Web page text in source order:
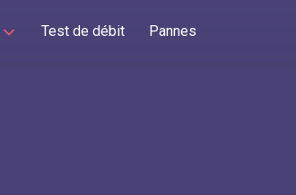
Test de débit Pannes